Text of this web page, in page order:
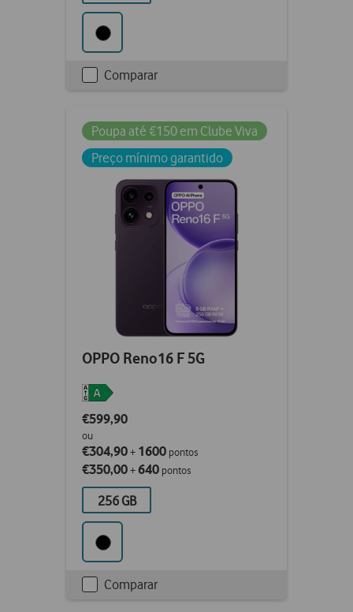
Checkbox
Comparar
Poupa até €150 em Clube Viva
Preço mínimo garantido
OPPO Reno16 F 5G
€599,90
ou
€304,90+ 1600 pontos
€350,00+640 pontos
256 GB
Checkbox
Comparar